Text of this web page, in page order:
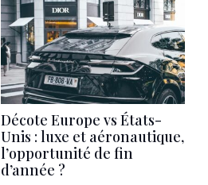
Décote Europe vs États-
Unis : luxe et aéronautique,
l’opportunité de fin
d’année ?